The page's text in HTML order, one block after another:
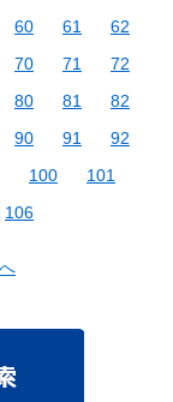
60 61
62
70 71
72
80 81
82
90 91
92
100
101
106